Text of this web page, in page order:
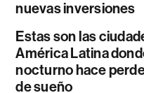
nuevas inversiones
Estas son las
América Latina
nocturno hace
de sueño